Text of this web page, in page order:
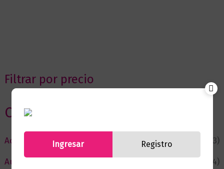
Filtrar por precio
Categorias
Actualidad
(53)
Autor del Mes
(4)
Ingresar Registro